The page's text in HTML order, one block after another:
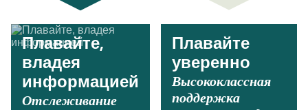
Плавайте,
владея
информацией
Отслеживание
Плавайте
уверенно
Высококлассная
поддержка